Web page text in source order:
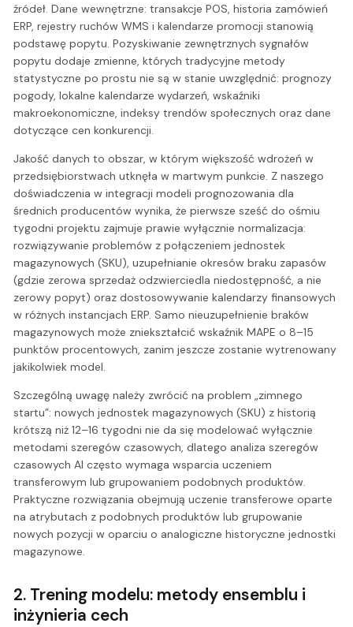
źródeł. Dane wewnętrzne: transakcje POS, historia zamówień
ERP, rejestry ruchów WMS i kalendarze promocji stanowią
podstawę popytu. Pozyskiwanie zewnętrznych sygnałów
popytu dodaje zmienne, których tradycyjne metody
statystyczne po prostu nie są w stanie uwzględnić: prognozy
pogody, lokalne kalendarze wydarzeń, wskaźniki
makroekonomiczne, indeksy trendów społecznych oraz dane
dotyczące cen konkurencji.
Jakość danych to obszar, w którym większość wdrożeń w
przedsiębiorstwach utknęła w martwym punkcie. Z naszego
doświadczenia w integracji modeli prognozowania dla
średnich producentów wynika, że pierwsze sześć do ośmiu
tygodni projektu zajmuje prawie wyłącznie normalizacja:
rozwiązywanie problemów z połączeniem jednostek
magazynowych (SKU), uzupełnianie okresów braku zapasów
(gdzie zerowa sprzedaż odzwierciedla niedostępność, a nie
zerowy popyt) oraz dostosowywanie kalendarzy finansowych
w różnych instancjach ERP. Samo nieuzupełnienie braków
magazynowych może zniekształcić wskaźnik MAPE o 8–15
punktów procentowych, zanim jeszcze zostanie wytrenowany
jakikolwiek model.
Szczególną uwagę należy zwrócić na problem „zimnego
startu”: nowych jednostek magazynowych (SKU) z historią
krótszą niż 12–16 tygodni nie da się modelować wyłącznie
metodami szeregów czasowych, dlatego analiza szeregów
czasowych AI często wymaga wsparcia uczeniem
transferowym lub grupowaniem podobnych produktów.
Praktyczne rozwiązania obejmują uczenie transferowe oparte
na atrybutach z podobnych produktów lub grupowanie
nowych pozycji w oparciu o analogiczne historyczne jednostki
magazynowe.
2. Trening modelu: metody ensemblu i
inżynieria cech